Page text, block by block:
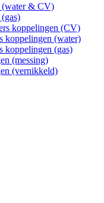
(water & CV)
koppelingen (CV)
koppelingen (water)
koppelingen (gas)
(messing)
(vernikkeld)